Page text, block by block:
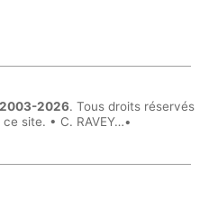
2003-2026. Tous droits réservés
site. • C. RAVEY…•